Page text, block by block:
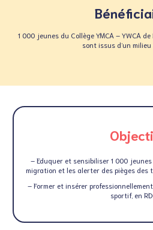
1 000 jeunes du Collège YMCA – YWCA
sont issus d’un milieu
– Eduquer et sensibiliser 1 000
migration et les alerter des pièges des
– Former et insérer
sportif, en